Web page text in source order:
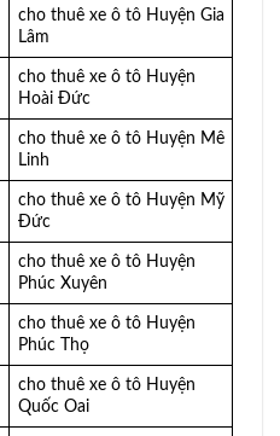
cho thuê xe ô tô Huyện Gia
Lâm
cho thuê xe ô tô Huyện
Hoài Đức
cho thuê xe ô tô Huyện Mê
Linh
cho thuê xe ô tô Huyện Mỹ
Đức
cho thuê xe ô tô Huyện
Phúc Xuyên
cho thuê xe ô tô Huyện
Phúc Thọ
cho thuê xe ô tô Huyện
Quốc Oai